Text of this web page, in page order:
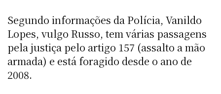
Segundo informações da Polícia, Vanildo
Lopes, vulgo Russo, tem várias passagens
pela justiça pelo artigo 157 (assalto a mão
armada) e está foragido desde o ano de
2008.